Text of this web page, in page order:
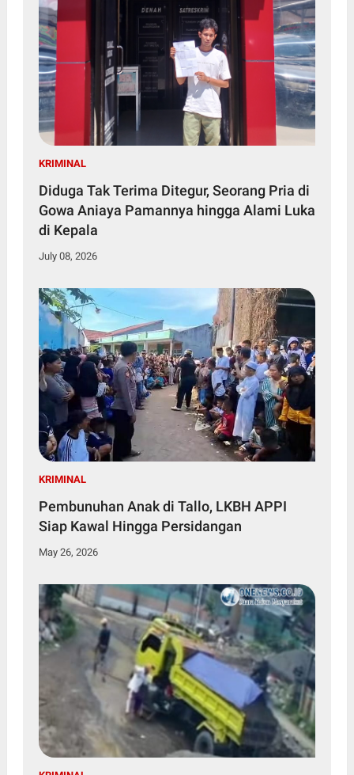
KRIMINAL
Diduga Tak Terima Ditegur, Seorang Pria di
Gowa Aniaya Pamannya hingga Alami Luka
di Kepala
July 08, 2026
KRIMINAL
Pembunuhan Anak di Tallo, LKBH APPI
Siap Kawal Hingga Persidangan
May 26, 2026